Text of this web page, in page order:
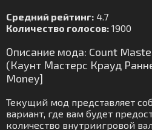
Средний рейтинг: 4.7
Количество голосов: 1900
Описание мода: Count
(Каунт Мастерс Крауд
Money]
Текущий мод представляет
вариант, где вам будет
количество внутриигровой